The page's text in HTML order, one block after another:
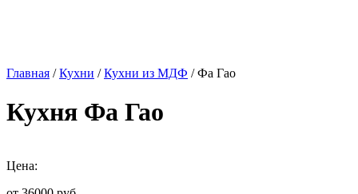
Главная /Кухни /Кухни из МДФ / Фа Гао
Кухня Фа Гао
Цена: